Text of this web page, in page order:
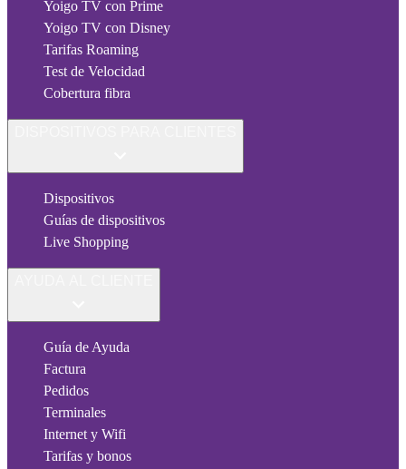
Yoigo TV con Prime
Yoigo TV con Disney
Tarifas Roaming
Test de Velocidad
Cobertura fibra
Dispositivos
Guías de dispositivos
Live Shopping
Guía de Ayuda
Factura
Pedidos
Terminales
Internet y Wifi
Tarifas y bonos